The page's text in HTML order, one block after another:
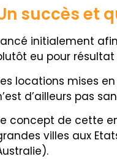
succès et
initialement
eu pour
locations mises
d’ailleurs pas
concept de cette
villes aux